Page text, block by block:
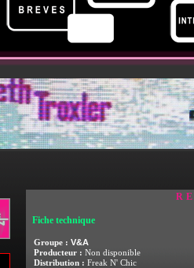
Fiche technique
Groupe : V&A
Producteur : Non disponible
Distribution : Freak N' Chic